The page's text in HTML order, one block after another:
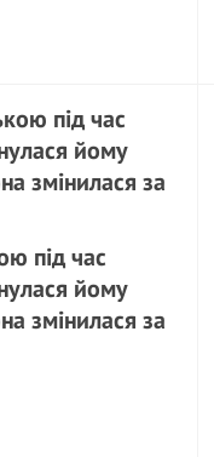
під час
йому
змінилася за